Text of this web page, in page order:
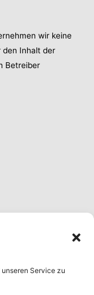
Service zu
wir keine
den Inhalt der
Betreiber